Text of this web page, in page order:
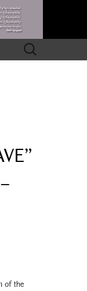
Search
for:
of the